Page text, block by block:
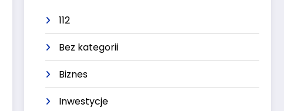
112
Bez kategorii
Biznes
Inwestycje